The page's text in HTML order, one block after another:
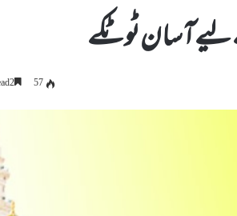
ٹوٹکے
57